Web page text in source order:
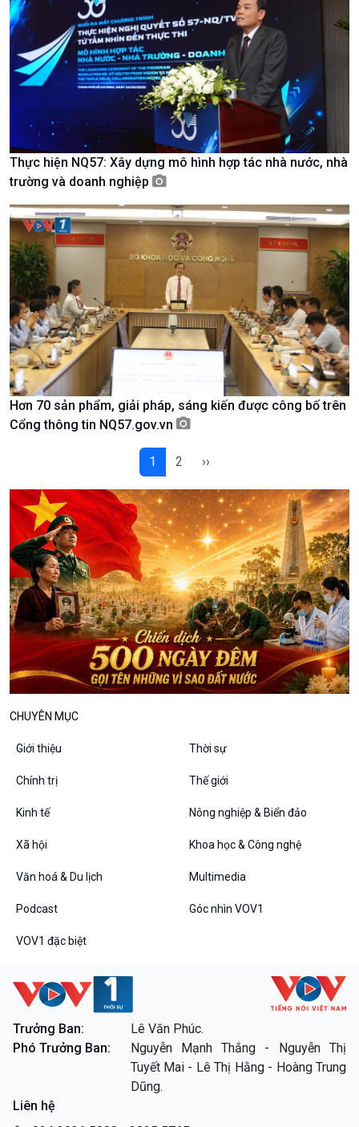
Văn hoá & Du lịch
Tin Văn hoá & Du lịch
Chát với người nổi tiếng
Câu chuyện Thể thao
Multimedia
Ảnh
Video
Infographic
E-Magazine
Podcast
Góc nhìn VOV1
Dòng chảy sự kiện
Đối thoại
Diễn đàn chủ nhật
Chuyện đêm
VOV1 đặc biệt
Chân dung cuộc sống
Thực hiện NQ57: Xây dựng mô hình hợp tác nhà nước, nhà
trường và doanh nghiệp
Hơn 70 sản phẩm, giải pháp, sáng kiến được công bố trên
Cổng thông tin NQ57.gov.vn
1 2 ››
CHUYÊN MỤC
Giới thiệu Thời sự
Chính trị Thế giới
Kinh tế Nông nghiệp & Biển đảo
Xã hội Khoa học & Công nghệ
Văn hoá & Du lịch Multimedia
Podcast Góc nhìn VOV1
VOV1 đặc biệt
Trưởng Ban:
Lê Văn Phúc.
Phó Trưởng Ban:
Nguyễn Mạnh Thắng - Nguyễn Thị
Tuyết Mai - Lê Thị Hằng - Hoàng Trung
Dũng.
Liên hệ